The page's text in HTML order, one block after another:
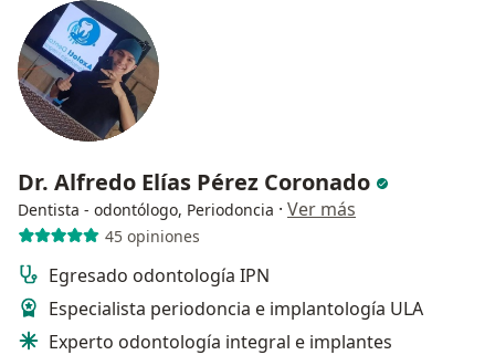
Dr. Alfredo Elías Pérez Coronado
Dentista - odontólogo, Periodoncia · Ver más
45 opiniones
Egresado odontología IPN
Especialista periodoncia e implantología ULA
Experto odontología integral e implantes